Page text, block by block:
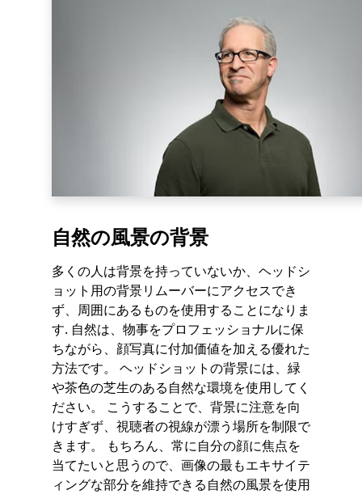
自然の風景の背景
多くの人は背景を持っていないか、ヘッドシ
ョット用の背景リムーバーにアクセスでき
ず、周囲にあるものを使用することになりま
す. 自然は、物事をプロフェッショナルに保
ちながら、顔写真に付加価値を加える優れた
方法です。 ヘッドショットの背景には、緑
や茶色の芝生のある自然な環境を使用してく
ださい。 こうすることで、背景に注意を向
けすぎず、視聴者の視線が漂う場所を制限で
きます。 もちろん、常に自分の顔に焦点を
当てたいと思うので、画像の最もエキサイテ
ィングな部分を維持できる自然の風景を使用